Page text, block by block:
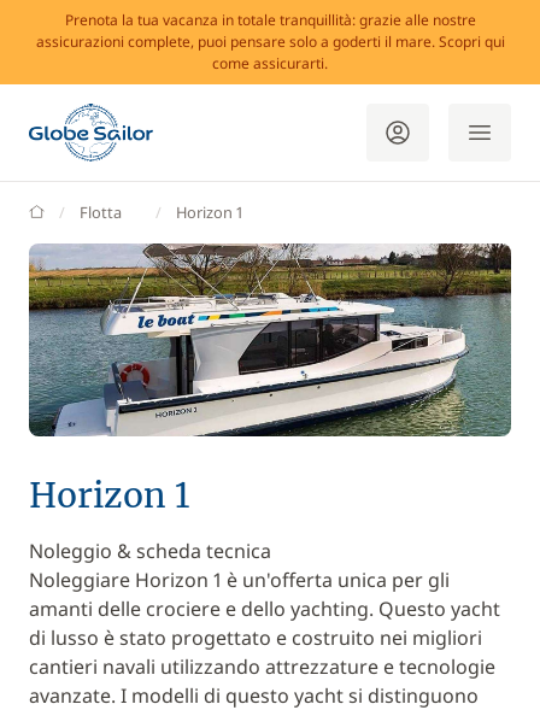
Prenota la tua vacanza in totale tranquillità: grazie alle nostre
assicurazioni complete, puoi pensare solo a goderti il mare. Scopri qui
come assicurarti.
GlobeSailor
Flotta Horizon 1
Horizon 1
Noleggio & scheda tecnica
Noleggiare Horizon 1 è un'offerta unica per gli
amanti delle crociere e dello yachting. Questo yacht
di lusso è stato progettato e costruito nei migliori
cantieri navali utilizzando attrezzature e tecnologie
avanzate. I modelli di questo yacht si distinguono